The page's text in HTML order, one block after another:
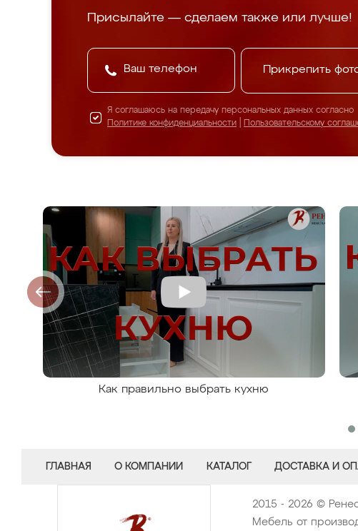
Присылайте — сделаем также или лучше!
Прикрепить
Я соглашаюсь на передачу персональных данных согласно
Политике конфиденциальности
Пользовательскому
Как правильно выбрать кухню
ГЛАВНАЯ О КОМПАНИИ КАТАЛОГ ДОСТАВКА И
2015 - 2026 ©
Мебель от